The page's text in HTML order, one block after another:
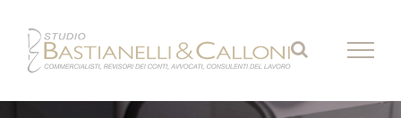
contenuto